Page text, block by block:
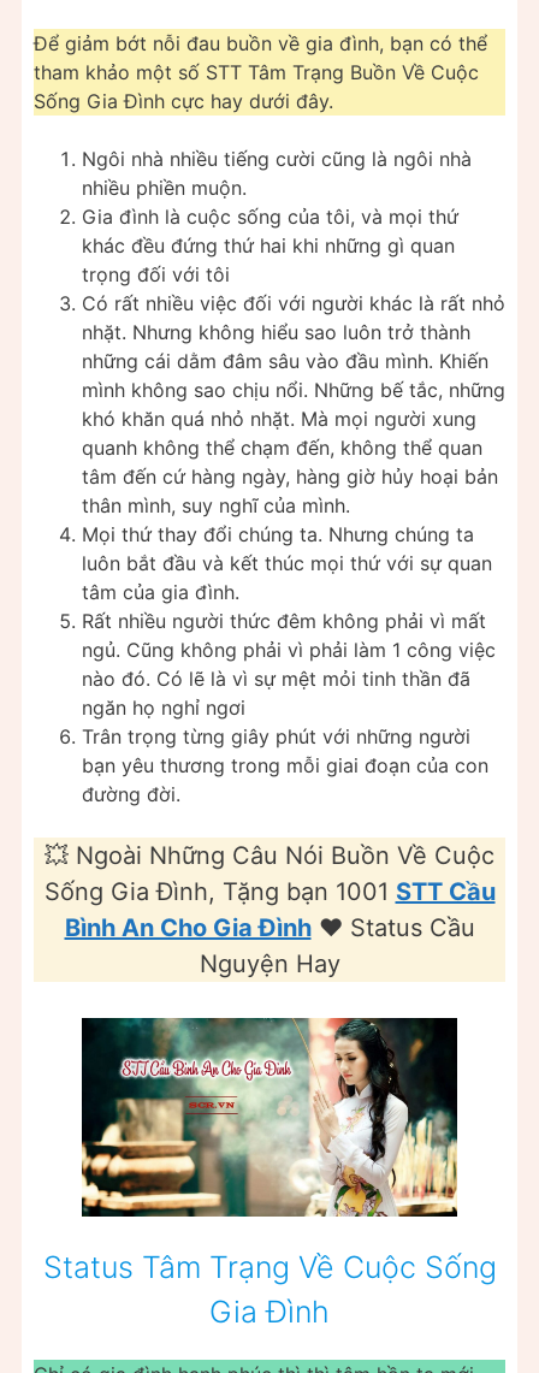
Để giảm bớt nỗi đau buồn về gia đình, bạn có thể
tham khảo một số STT Tâm Trạng Buồn Về Cuộc
Sống Gia Đình cực hay dưới đây.
Ngôi nhà nhiều tiếng cười cũng là ngôi nhà
nhiều phiền muộn.
Gia đình là cuộc sống của tôi, và mọi thứ
khác đều đứng thứ hai khi những gì quan
trọng đối với tôi
Có rất nhiều việc đối với người khác là rất nhỏ
nhặt. Nhưng không hiểu sao luôn trở thành
những cái dằm đâm sâu vào đầu mình. Khiến
mình không sao chịu nổi. Những bế tắc, những
khó khăn quá nhỏ nhặt. Mà mọi người xung
quanh không thể chạm đến, không thể quan
tâm đến cứ hàng ngày, hàng giờ hủy hoại bản
thân mình, suy nghĩ của mình.
Mọi thứ thay đổi chúng ta. Nhưng chúng ta
luôn bắt đầu và kết thúc mọi thứ với sự quan
tâm của gia đình.
Rất nhiều người thức đêm không phải vì mất
ngủ. Cũng không phải vì phải làm 1 công việc
nào đó. Có lẽ là vì sự mệt mỏi tinh thần đã
ngăn họ nghỉ ngơi
Trân trọng từng giây phút với những người
bạn yêu thương trong mỗi giai đoạn của con
đường đời.
💥 Ngoài Những Câu Nói Buồn Về Cuộc
Sống Gia Đình, Tặng bạn 1001 STT Cầu
Bình An Cho Gia Đình❤️️ Status Cầu
Nguyện Hay
Status Tâm Trạng Về Cuộc Sống
Gia Đình